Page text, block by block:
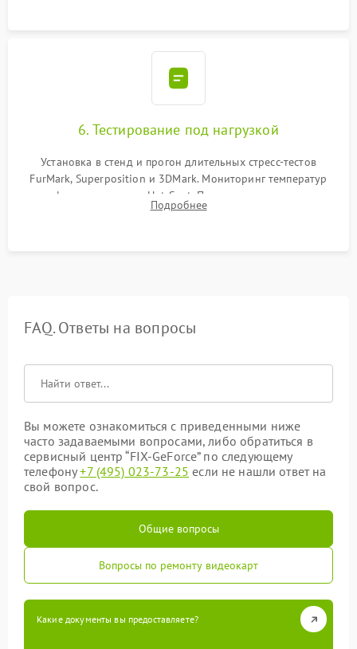
6. Тестирование под нагрузкой
Установка в стенд и прогон длительных стресс-тестов
FurMark, Superposition и 3DMark. Мониторинг температур
графического чипа и Hot Spot. Проверка на отсутствие
артефактов изображения, вылетов драйвера и зависаний.
Подробнее
FAQ. Ответы на вопросы
Вы можете ознакомиться с приведенными ниже
часто задаваемыми вопросами, либо обратиться в
сервисный центр “FIX-GeForce” по следующему
телефону+7 (495) 023-73-25 если не нашли ответ на
свой вопрос.
Общие вопросы
Вопросы по ремонту видеокарт
Какие документы вы предоставляете?